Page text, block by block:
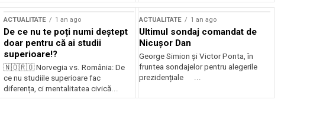
ACTUALITATE 1 an ago
De ce nu te poți numi deștept
doar pentru că ai studii
superioare!?
🇳🇴🇷🇴 Norvegia vs. România: De
ce nu studiile superioare fac
diferența, ci mentalitatea civică...
ACTUALITATE 1 an ago
Ultimul sondaj comandat de
Nicușor Dan
George Simion și Victor Ponta, în
fruntea sondajelor pentru alegerile
prezidențiale ...